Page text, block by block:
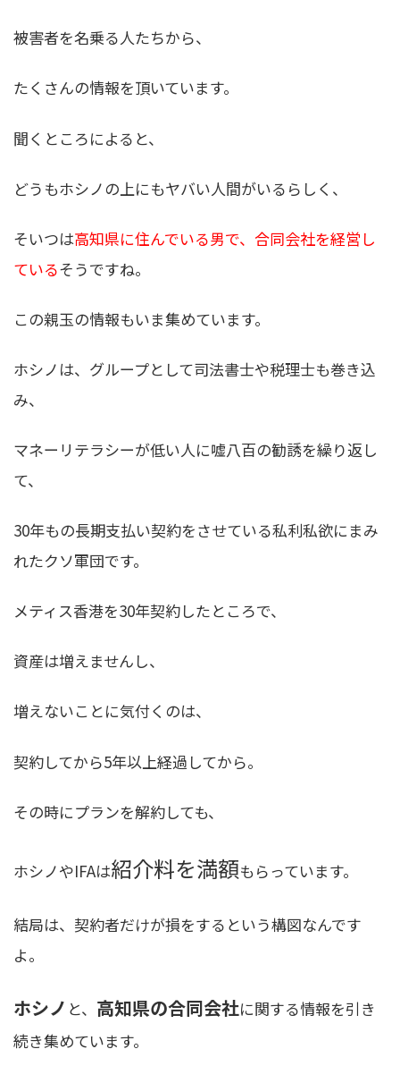
被害者を名乗る人たちから、
たくさんの情報を頂いています。
聞くところによると、
どうもホシノの上にもヤバい人間がいるらしく、
そいつは高知県に住んでいる男で、合同会社を経営し
ているそうですね。
この親玉の情報もいま集めています。
ホシノは、グループとして司法書士や税理士も巻き込
み、
マネーリテラシーが低い人に嘘八百の勧誘を繰り返し
て、
30年もの長期支払い契約をさせている私利私欲にまみ
れたクソ軍団です。
メティス香港を30年契約したところで、
資産は増えませんし、
増えないことに気付くのは、
契約してから5年以上経過してから。
その時にプランを解約しても、
ホシノやIFAは紹介料を満額もらっています。
結局は、契約者だけが損をするという構図なんです
よ。
ホシノ と、 高知県の合同会社に関する情報を引き
続き集めています。